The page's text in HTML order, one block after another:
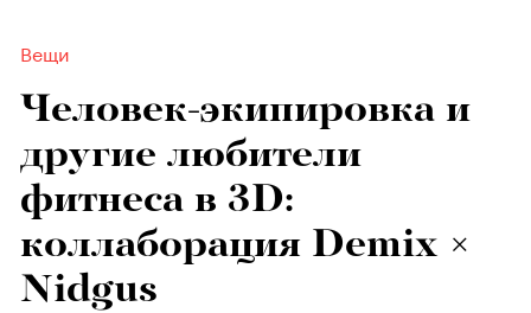
Вещи
Человек-экипировка и
другие любители
фитнеса в 3D:
коллаборация Demix ×
Nidgus